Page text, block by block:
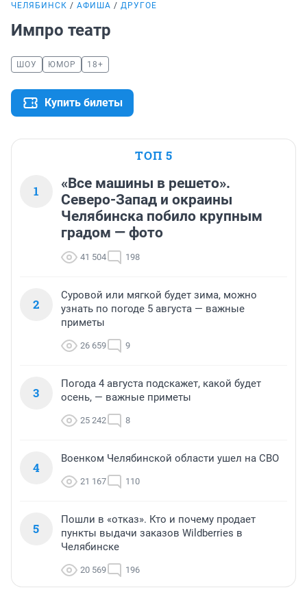
ЧЕЛЯБИНСК АФИША ДРУГОЕ
Импро театр
ШОУ ЮМОР 18+
Купить билеты
ТОП 5
1
«Все машины в решето».
Северо-Запад и окраины
Челябинска побило крупным
градом — фото
41 504 198
2
Суровой или мягкой будет зима, можно
узнать по погоде 5 августа — важные
приметы
26 659 9
3
Погода 4 августа подскажет, какой будет
осень, — важные приметы
25 242 8
4
Военком Челябинской области ушел на СВО
21 167 110
5
Пошли в «отказ». Кто и почему продает
пункты выдачи заказов Wildberries в
Челябинске
20 569 196